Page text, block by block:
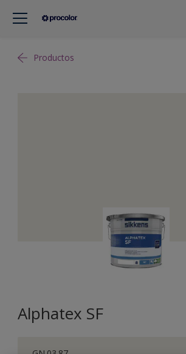
Productos
Alphatex SF